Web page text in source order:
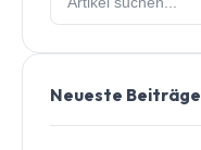
Neueste Beiträge